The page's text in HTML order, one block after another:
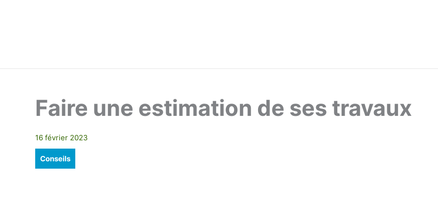
Faire une estimation de ses travaux
16 février 2023
Conseils